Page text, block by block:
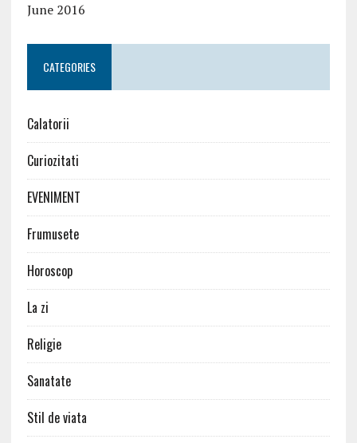
June 2016
CATEGORIES
Calatorii
Curiozitati
EVENIMENT
Frumusete
Horoscop
La zi
Religie
Sanatate
Stil de viata